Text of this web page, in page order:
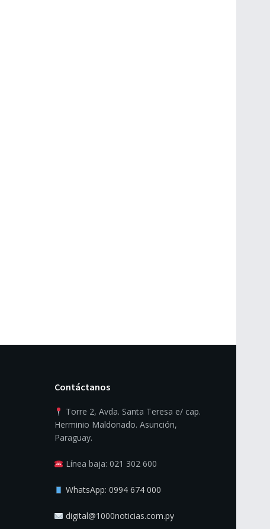
Contáctanos
Torre 2, Avda. Santa Teresa e/ cap.
Herminio Maldonado. Asunción,
Paraguay.
Línea baja: 021 302 600
WhatsApp: 0994 674 000
digital@1000noticias.com.py